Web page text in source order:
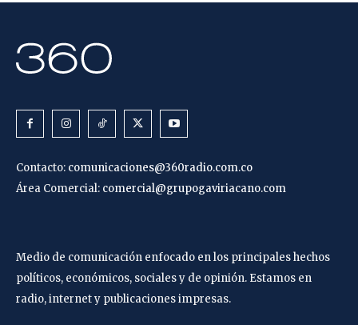
Contacto: comunicaciones@360radio.com.co
Área Comercial: comercial@grupogaviriacano.com
Medio de comunicación enfocado en los principales hechos
políticos, económicos, sociales y de opinión. Estamos en
radio, internet y publicaciones impresas.